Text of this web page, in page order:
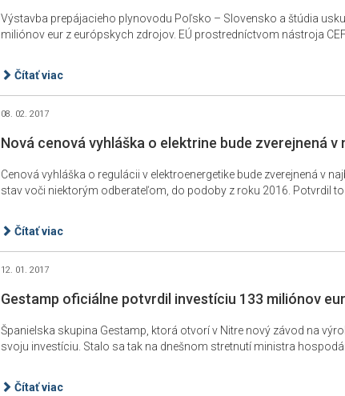
Výstavba prepájacieho plynovodu Poľsko – Slovensko a štúdia
miliónov eur z európskych zdrojov. EÚ prostredníctvom nástroja
Čítať viac
08. 02. 2017
Nová cenová vyhláška o elektrine bude zverejnená
Cenová vyhláška o regulácii v elektroenergetike bude zverejnená v
stav voči niektorým odberateľom, do podoby z roku 2016. Potvrdil
Čítať viac
12. 01. 2017
Gestamp oficiálne potvrdil investíciu 133 miliónov
Španielska skupina Gestamp, ktorá otvorí v Nitre nový závod na
svoju investíciu. Stalo sa tak na dnešnom stretnutí ministra
Čítať viac